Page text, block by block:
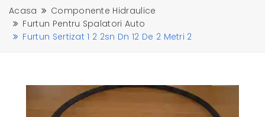
Acasa
Componente Hidraulice
Furtun Pentru Spalatori Auto
Furtun Sertizat 1 2 2sn Dn 12 De 2 Metri 2